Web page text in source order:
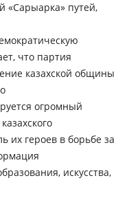
«Сарыарка» путей,
что партия
казахской общины
огромный
их героев в борьбе за
искусства,